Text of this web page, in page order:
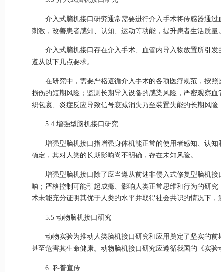
介入式脑机接口研究通常需要进行介入手术将传感器通
刺激，改善患者感知、认知、运动等功能，提升患者生活质量
介入式脑机接口存在介入手术、血管内导入物放置所引
遵从以下几点要求。
在研究中，需要严格遵循介入手术的各项医疗规范，按
损伤的短期风险；监测长期导入设备的感染风险，严密观察
织包裹、炎症反应导致信号衰减消失乃至装置失能的长期风
5.4 增强型脑机接口研究
增强型脑机接口指增强身体机能正常的使用者感知、认
确定，其对人类的长期影响尚不明确，存在未知风险。
增强型脑机接口除了应当遵从前述非侵入式修复型脑机
响；严格控制可能引起成瘾、影响人类正常思维和行为的研
术未能充分证明其优于人类的水平并取得社会共识的情况下
5.5 动物脑机接口研究
动物实验为推动人类脑机接口研究和应用奠定了坚实的
甚至危害其生命健康。动物脑机接口研究应遵循我国的《实
6. 科普宣传